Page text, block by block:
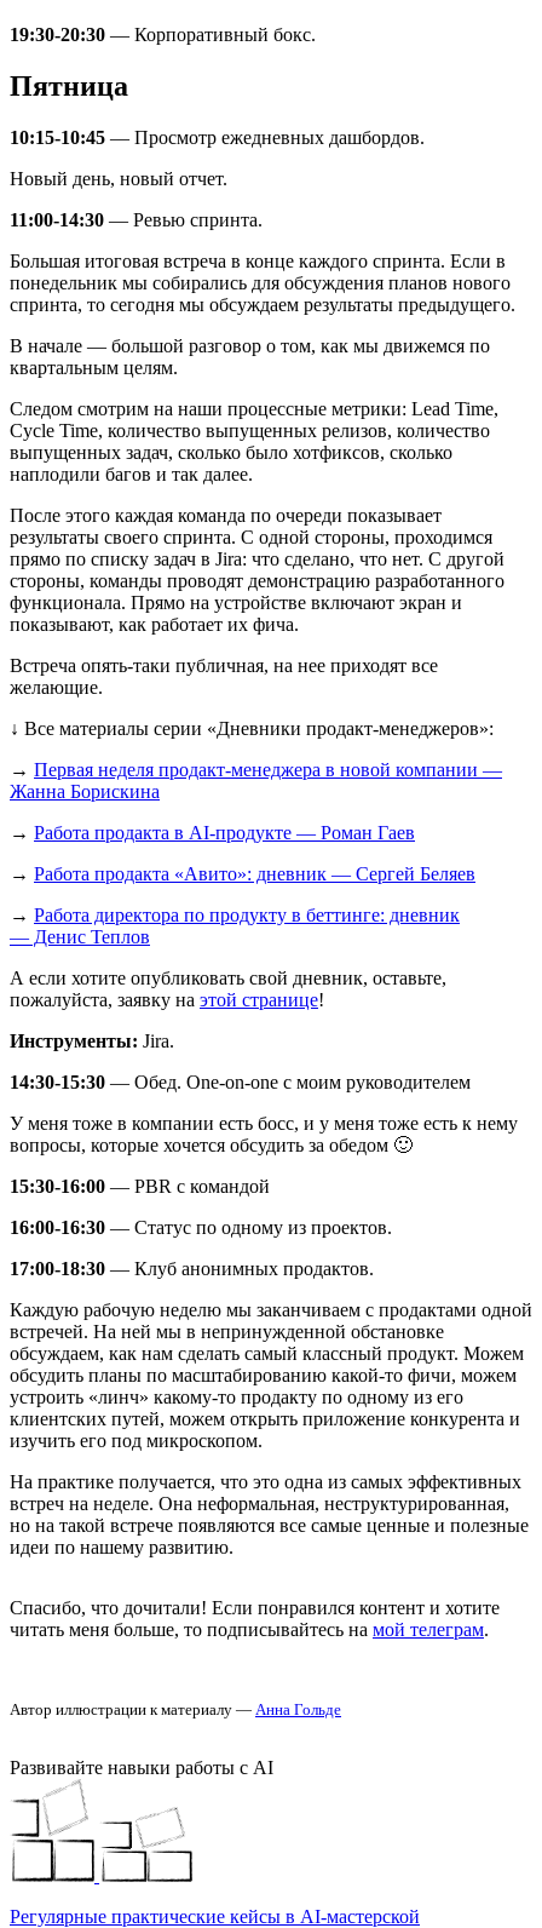
19:30-20:30 — Корпоративный бокс.
Пятница
10:15-10:45 — Просмотр ежедневных дашбордов.
Новый день, новый отчет.
11:00-14:30 — Ревью спринта.
Большая итоговая встреча в конце каждого спринта. Если в
понедельник мы собирались для обсуждения планов нового
спринта, то сегодня мы обсуждаем результаты предыдущего.
В начале — большой разговор о том, как мы движемся по
квартальным целям.
Следом смотрим на наши процессные метрики: Lead Time,
Cycle Time, количество выпущенных релизов, количество
выпущенных задач, сколько было хотфиксов, сколько
наплодили багов и так далее.
После этого каждая команда по очереди показывает
результаты своего спринта. С одной стороны, проходимся
прямо по списку задач в Jira: что сделано, что нет. С другой
стороны, команды проводят демонстрацию разработанного
функционала. Прямо на устройстве включают экран и
показывают, как работает их фича.
Встреча опять-таки публичная, на нее приходят все
желающие.
↓ Все материалы серии «Дневники продакт-менеджеров»:
→ Первая неделя продакт-менеджера в новой компании —
Жанна Борискина
→ Работа продакта в AI-продукте — Роман Гаев
→ Работа продакта «Авито»: дневник — Сергей Беляев
→ Работа директора по продукту в беттинге: дневник
— Денис Теплов
А если хотите опубликовать свой дневник, оставьте,
пожалуйста, заявку на этой странице!
Инструменты: Jira.
14:30-15:30 — Обед. One-on-one с моим руководителем
У меня тоже в компании есть босс, и у меня тоже есть к нему
вопросы, которые хочется обсудить за обедом 🙂
15:30-16:00 — PBR с командой
16:00-16:30 — Статус по одному из проектов.
17:00-18:30 — Клуб анонимных продактов.
Каждую рабочую неделю мы заканчиваем с продактами одной
встречей. На ней мы в непринужденной обстановке
обсуждаем, как нам сделать самый классный продукт. Можем
обсудить планы по масштабированию какой-то фичи, можем
устроить «линч» какому-то продакту по одному из его
клиентских путей, можем открыть приложение конкурента и
изучить его под микроскопом.
На практике получается, что это одна из самых эффективных
встреч на неделе. Она неформальная, неструктурированная,
но на такой встрече появляются все самые ценные и полезные
идеи по нашему развитию.
Спасибо, что дочитали! Если понравился контент и хотите
читать меня больше, то подписывайтесь на мой телеграм.
Автор иллюстрации к материалу — Анна Гольде
Развивайте навыки работы с AI
Регулярные практические кейсы в AI-мастерской